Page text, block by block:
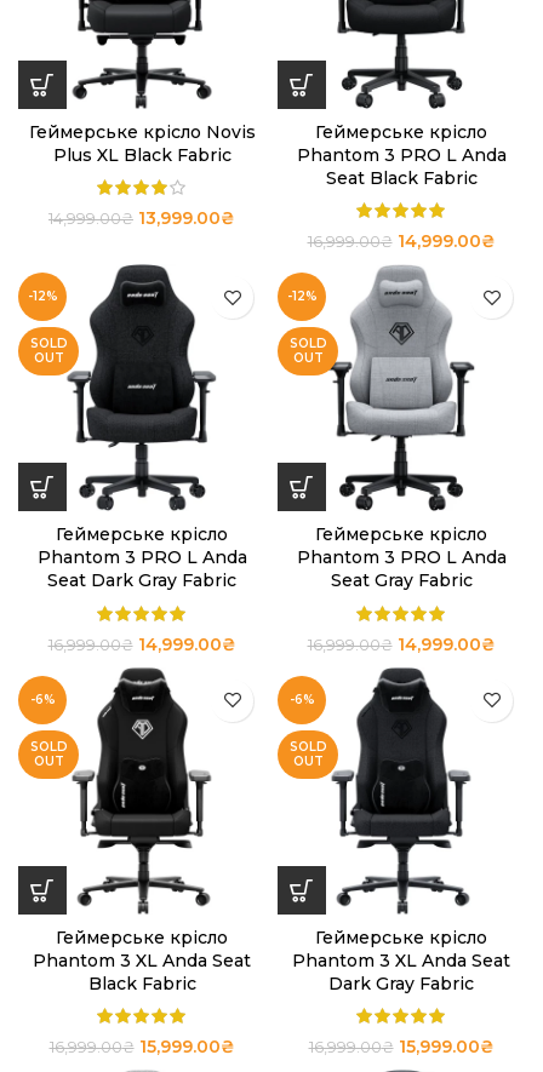
Геймерське крісло Novis
Plus XL Black Fabric
14,999.00₴ 13,999.00₴
Геймерське крісло
Phantom 3 PRO L Anda
Seat Black Fabric
16,999.00₴ 14,999.00₴
-12%
SOLD
OUT
Геймерське крісло
Phantom 3 PRO L Anda
Seat Dark Gray Fabric
16,999.00₴ 14,999.00₴
-12%
SOLD
OUT
Геймерське крісло
Phantom 3 PRO L Anda
Seat Gray Fabric
16,999.00₴ 14,999.00₴
-6%
SOLD
OUT
Геймерське крісло
Phantom 3 XL Anda Seat
Black Fabric
16,999.00₴ 15,999.00₴
-6%
SOLD
OUT
Геймерське крісло
Phantom 3 XL Anda Seat
Dark Gray Fabric
16,999.00₴ 15,999.00₴